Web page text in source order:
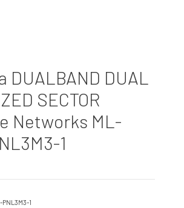
DUALBAND DUAL
SECTOR
Networks ML-
1
1